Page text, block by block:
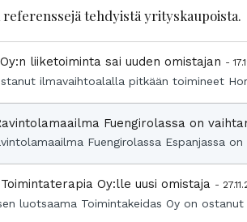
referenssejä tehdyistä yrityskaupoista.
liiketoiminta sai uuden omistajan -
ilmavaihtoalalla pitkään toimineet
Fuengirolassa on
Fuengirolassa Espanjassa
Oy:lle uusi omistaja -
luotsaama Toimintakeidas Oy on